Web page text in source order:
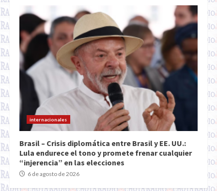
internacionales
Brasil – Crisis diplomática entre Brasil y EE. UU.:
Lula endurece el tono y promete frenar cualquier
“injerencia” en las elecciones
6 de agosto de 2026